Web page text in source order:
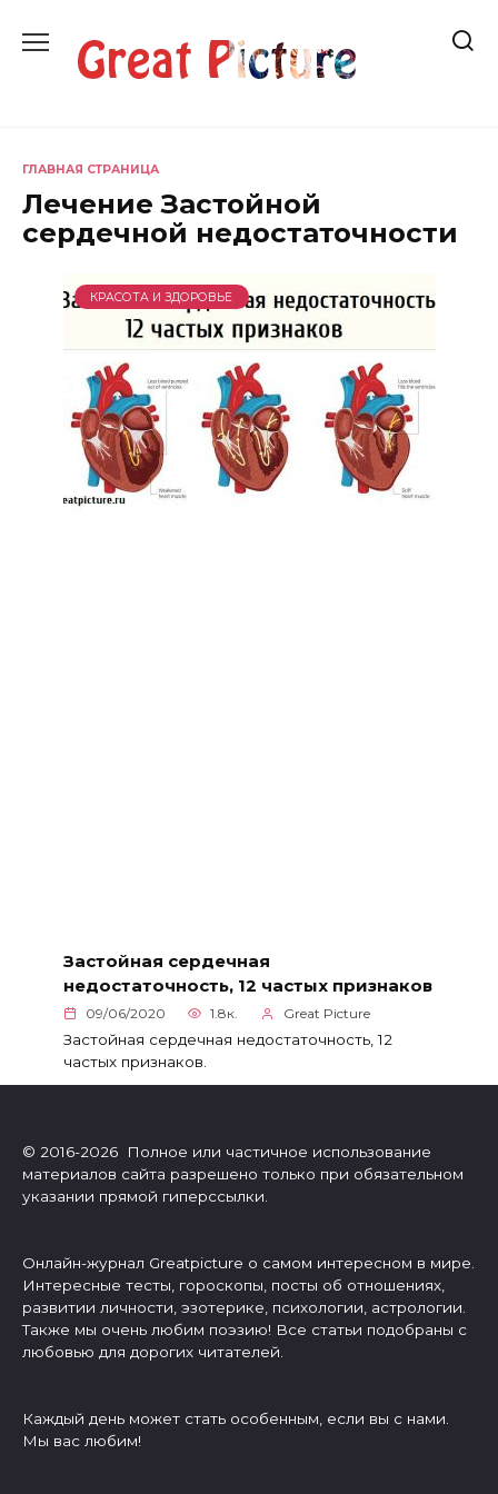
содержанию
ГЛАВНАЯ СТРАНИЦА
Лечение Застойной
сердечной недостаточности
КРАСОТА И ЗДОРОВЬЕ
Застойная сердечная
недостаточность, 12 частых признаков
09/06/2020 1.8к. Great Picture
Застойная сердечная недостаточность, 12
частых признаков.
© 2016-2026 Полное или частичное использование
материалов сайта разрешено только при обязательном
указании прямой гиперссылки.
Онлайн-журнал Greatpicture о самом интересном в мире.
Интересные тесты, гороскопы, посты об отношениях,
развитии личности, эзотерике, психологии, астрологии.
Также мы очень любим поэзию! Все статьи подобраны с
любовью для дорогих читателей.
Каждый день может стать особенным, если вы с нами.
Мы вас любим!